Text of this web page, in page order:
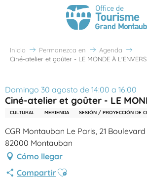
Inicio Permanezca en
Agenda
Ciné-atelier et goûter - LE MONDE À L'ENVERS
Domingo 30 agosto de 14:00 a 16:00
Ciné-atelier et goûter - LE
CULTURAL MERIENDA SESIÓN / PROYECCIÓN DE
CGR Montauban Le Paris, 21
82000 Montauban
Cómo llegar
CompartirAjouter aux favoris